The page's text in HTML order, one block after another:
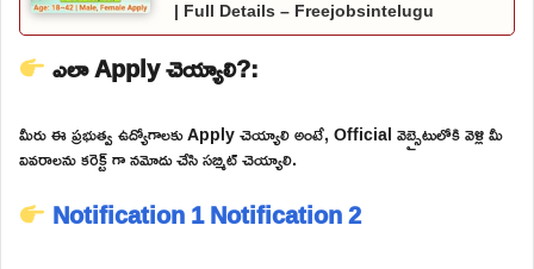
| Full Details – Freejobsintelugu
ఎలా Apply చెయ్యాలి?:
మీరు ఈ ప్రభుత్వ ఉద్యోగాలకు Apply చెయ్యాలి అంటే, Official వెబ్సైటులోకి వెళ్లి మీ
వివరాలను కరెక్ట్ గా నమోదు చేసి సబ్మిట్ చెయ్యాలి.
Notification 1Notification 2